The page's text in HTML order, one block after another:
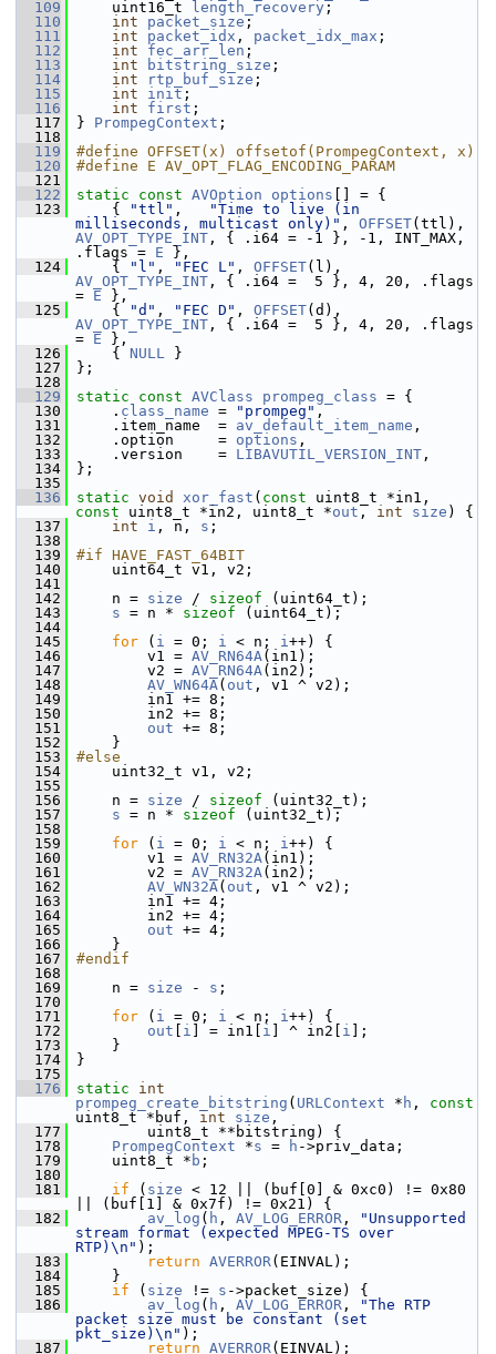
  109
uint16_t length_recovery ;
  110
int packet_size ;
  111
int packet_idx , packet_idx_max ;
  112
int fec_arr_len ;
  113
int bitstring_size ;
  114
int rtp_buf_size ;
  115
int init ;
  116
int first ;
  117
} PrompegContext ;
  118
  119
#define OFFSET(x) offsetof(PrompegContext, x)
  120
#define E AV_OPT_FLAG_ENCODING_PARAM
  121
  122
static const AVOption options [] = {
  123
{ "ttl" ,
"Time to live (in
milliseconds, multicast only)" , OFFSET
AV_OPT_TYPE_INT , { .i64 = -1 }, -1, INT_MAX,
.flags = E },
  124
{ "l" , "FEC L" , OFFSET
AV_OPT_TYPE_INT , { .i64 =  5 }, 4, 20, .flags
= E },
  125
{ "d" , "FEC D" , OFFSET
AV_OPT_TYPE_INT , { .i64 =  5 }, 4, 20, .flags
= E },
  126
{ NULL }
  127
};
  128
  129
static const AVClass prompeg_class = {
  130
. class_name = "prompeg" ,
  131
.item_name  = av_default_item_name ,
  132
.option     = options ,
  133
.version    = LIBAVUTIL_VERSION_INT ,
  134
};
  135
  136
static void xor_fast ( const
const uint8_t *in2, uint8_t *out , int size ) {
  137
int i , n, s ;
  138
  139
#if HAVE_FAST_64BIT
  140
uint64_t v1, v2;
  141
  142
n = size / sizeof (uint64_t);
  143
s = n * sizeof (uint64_t);
  144
  145
for ( i = 0; i < n; i++) {
  146
v1 = AV_RN64A(in1);
  147
v2 = AV_RN64A(in2);
  148
AV_WN64A( out , v1 ^ v2);
  149
in1 += 8;
  150
in2 += 8;
  151
out += 8;
  152
}
  153
#else
  154
uint32_t v1, v2;
  155
  156
n = size / sizeof (uint32_t);
  157
s = n * sizeof (uint32_t);
  158
  159
for ( i = 0; i < n; i++) {
  160
v1 = AV_RN32A(in1);
  161
v2 = AV_RN32A(in2);
  162
AV_WN32A( out , v1 ^ v2);
  163
in1 += 4;
  164
in2 += 4;
  165
out += 4;
  166
}
  167
#endif
  168
  169
n = size - s ;
  170
  171
for ( i = 0; i < n; i++) {
  172
out i ] = in1[ i ] ^ in2[ i ];
  173
}
  174
}
  175
  176
static
int
prompeg_create_bitstring ( URLContext * h , const
uint8_t *buf, int size ,
  177
uint8_t **bitstring) {
  178
PrompegContext *s = h ->priv_data;
  179
uint8_t * b ;
  180
  181
if ( size < 12 || (buf[0] & 0xc0) != 0x80
|| (buf[1] & 0x7f) != 0x21) {
  182
av_log ( h , AV_LOG_ERROR ,
"Unsupported
stream format (expected MPEG-TS over
RTP)\n" );
  183
return AVERROR(EINVAL);
  184
}
  185
if ( size != s ->packet_size) {
  186
av_log ( h , AV_LOG_ERROR ,
"The RTP
packet size must be constant (set
pkt_size)\n" );
  187
return AVERROR(EINVAL);